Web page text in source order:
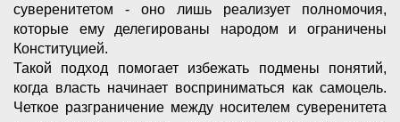
суверенитетом - оно лишь реализует полномочия,
которые ему делегированы народом и ограничены
Конституцией.
Такой подход помогает избежать подмены понятий,
когда власть начинает восприниматься как самоцель.
Четкое разграничение между носителем суверенитета